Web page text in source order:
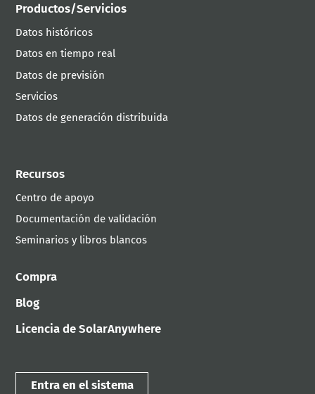
Productos/Servicios
Datos históricos
Datos en tiempo real
Datos de previsión
Servicios
Datos de generación distribuida
Recursos
Centro de apoyo
Documentación de validación
Seminarios y libros blancos
Compra
Blog
Licencia de SolarAnywhere
Entra en el sistema